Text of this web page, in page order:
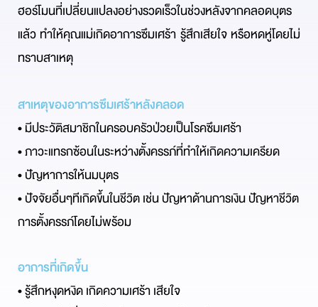
ฮอร์โมนที่เปลี่ยนแปลงอย่างรวดเร็วในช่วงหลังจากคลอดบุตร
แล้ว ทำให้คุณแม่เกิดอาการซึมเศร้า รู้สึกเสียใจ หรือหดหู่โดยไม่
ทราบสาเหตุ
สาเหตุของอาการซึมเศร้าหลังคลอด
• มีประวัติสมาชิกในครอบครัวป่วยเป็นโรคซึมเศร้า
• ภาวะแทรกซ้อนในระหว่างตั้งครรภ์ที่ทำให้เกิดความเครียด
• ปัญหาการให้นมบุตร
• ปัจจัยอื่นๆทีเกิดขึ้นในชีวิต เช่น ปัญหาด้านการเงิน ปัญหาชีวิต
การตั้งครรภ์โดยไม่พร้อม
อาการที่เกิดขึ้น
• รู้สึกหงุดหงิด เกิดความเศร้า เสียใจ